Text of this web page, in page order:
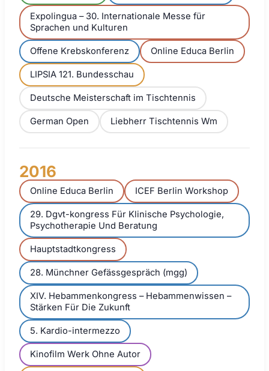
Expolingua – 30. Internationale Messe für
Sprachen und Kulturen
Offene Krebskonferenz Online Educa Berlin
LIPSIA 121. Bundesschau
Deutsche Meisterschaft im Tischtennis
German Open Liebherr Tischtennis Wm
2016
Online Educa Berlin ICEF Berlin Workshop
29. Dgvt-kongress Für Klinische Psychologie,
Psychotherapie Und Beratung
Hauptstadtkongress
28. Münchner Gefässgespräch (mgg)
XIV. Hebammenkongress – Hebammenwissen –
Stärken Für Die Zukunft
5. Kardio-intermezzo
Kinofilm Werk Ohne Autor